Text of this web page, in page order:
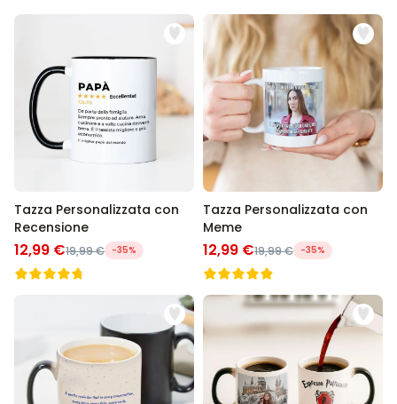
Tazza Personalizzata con
Recensione
12,99 €19,99 € -35%
Tazza Personalizzata con
Meme
12,99 €19,99 € -35%